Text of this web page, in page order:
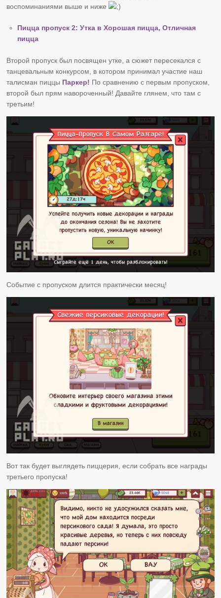
воспоминаниями выше и ниже
Пицца пропуск 2: Утка в Хорошая пицца, Отличная
пицца
Второй пропуск был посвящен утке, а сюжет пересекался с
танцевальным конкурсом, в котором принимал участие наш
талисман пиццы Паркер! По сравнению с первым пропуском,
второй был прям навороченный! Давайте глянем, что там с
третьим!
Событие с пропуском длится практически месяц!
Вот так будет выглядеть пиццерия, если собрать все награды
третьего пропуска!